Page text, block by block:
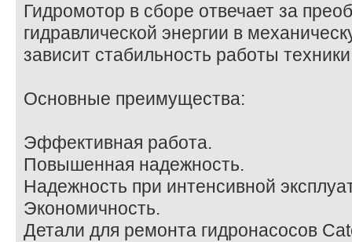
Гидромотор в сборе отвечает за
гидравлической энергии в
зависит стабильность работы
Основные преимущества:
Эффективная работа.
Повышенная надежность.
Надежность при интенсивной
Экономичность.
Детали для ремонта гидронасосов